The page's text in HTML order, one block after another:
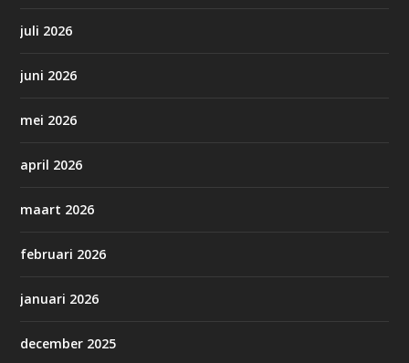
juli 2026
juni 2026
mei 2026
april 2026
maart 2026
februari 2026
januari 2026
december 2025